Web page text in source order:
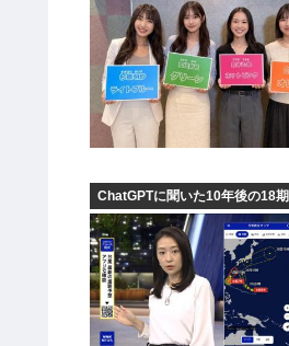
ChatGPTに聞いた10年後の18期